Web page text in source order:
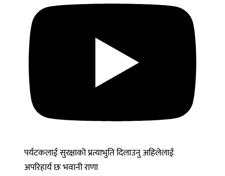
पर्यटकलाई सुरक्षाको प्रत्याभुति दिलाउनु अहिलेलाई
अपरिहार्य छः भवानी राणा